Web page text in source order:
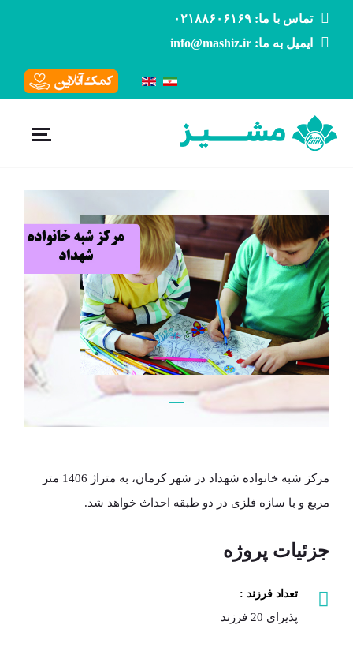
تماس با ما: ۰۲۱۸۸۶۰۶۱۶۹
ایمیل به ما: info@mashiz.ir
مرکز شبه خانواده شهداد در شهر کرمان، به متراژ 1406 متر
مربع و با سازه فلزی در دو طبقه احداث خواهد شد.
جزئیات پروژه
تعداد فرزند :
پذیرای 20 فرزند